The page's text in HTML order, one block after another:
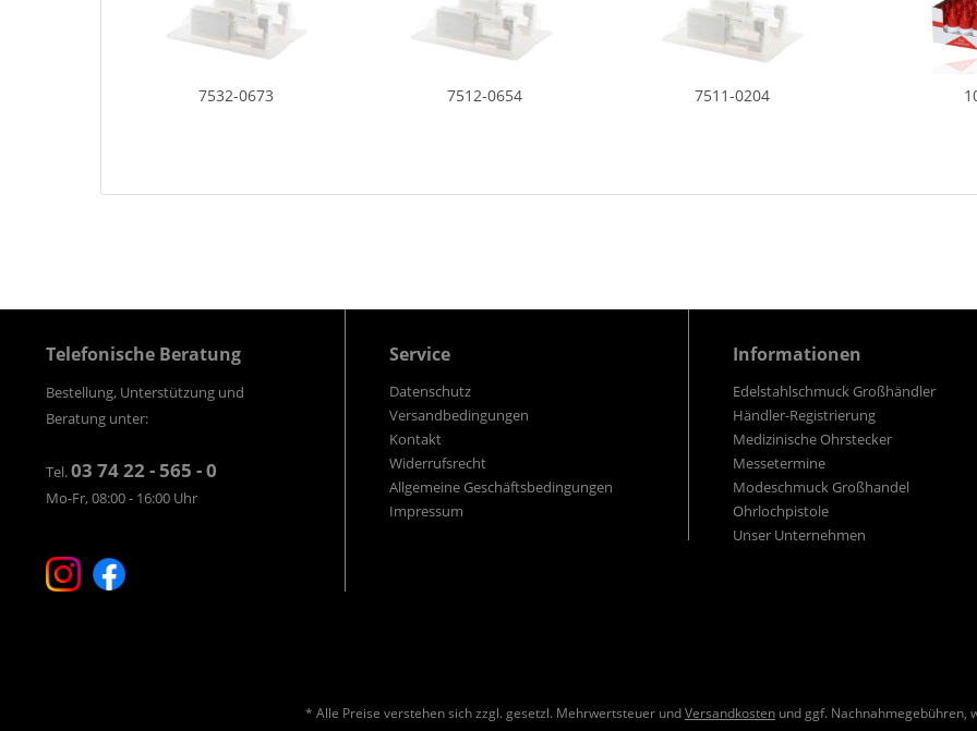
7532-0673 7512-0654 7511-0204
Telefonische Beratung
Bestellung, Unterstützung und
Beratung unter:
Tel.03 74 22 - 565 - 0
Mo-Fr, 08:00 - 16:00 Uhr
Service
Datenschutz
Versandbedingungen
Kontakt
Widerrufsrecht
Allgemeine Geschäftsbedingungen
Impressum
Informationen
Edelstahlschmuck Großhändler
Händler-Registrierung
Medizinische Ohrstecker
Messetermine
Modeschmuck Großhandel
Ohrlochpistole
Unser Unternehmen
* Alle Preise verstehen sich zzgl. gesetzl. Mehrwertsteuer undVersandkosten und ggf. Nachnahmegebühren,